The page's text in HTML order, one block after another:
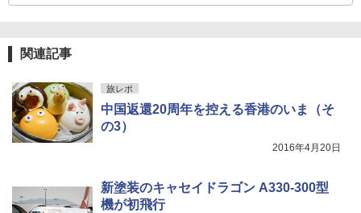
関連記事
旅レポ
中国返還20周年を控える香港のいま（そ
の3）
2016年4月20日
新塗装のキャセイドラゴン A330-300型
機が初飛行